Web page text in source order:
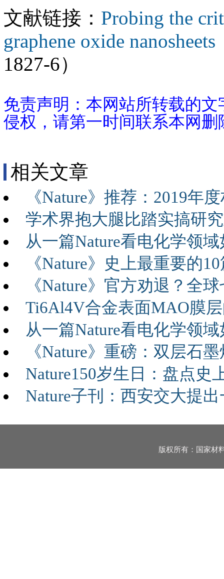
文献链接： Probing the
graphene oxide nanosheets
1827-6）
免责声明：本网站所转载的
侵权，请第一时间联系本网删
相关文章
《Nature》推荐：2019年
学术界抱大腿比踏实搞研
从一篇Nature看电化学领
《Nature》史上最重要的
《Nature》官方劝退？全
Ti6Al4V合金表面MAO膜
从一篇Nature看电化学领
《Nature》重磅：双层石
Nature150岁生日：盘点史
Nature子刊：西安交大提
版权所有：国家材